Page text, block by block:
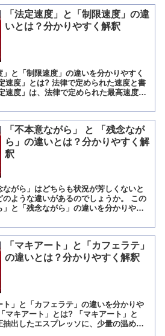
「法定速度」と「制限速度」の違
いとは？分かりやすく解釈
と「制限速度」の違いを分かりやすく
速度」とは? 法律で定められた速度と書
速度」は、法律で定められた最高速度を
「不本意ながら」 と 「残念なが
ら」の違いとは？分かりやすく解
釈
ながら」はどちらも状況が芳しくないと
のような違いがあるのでしょうか。 この
と「残念ながら」の違いを分かりやす
「マキアート」と「カフェラテ」
の違いとは？分かりやすく解釈
」と「カフェラテ」の違いを分かりや
マキアート」とは? 「マキアート」と
出したエスプレッソに、少量の温めた